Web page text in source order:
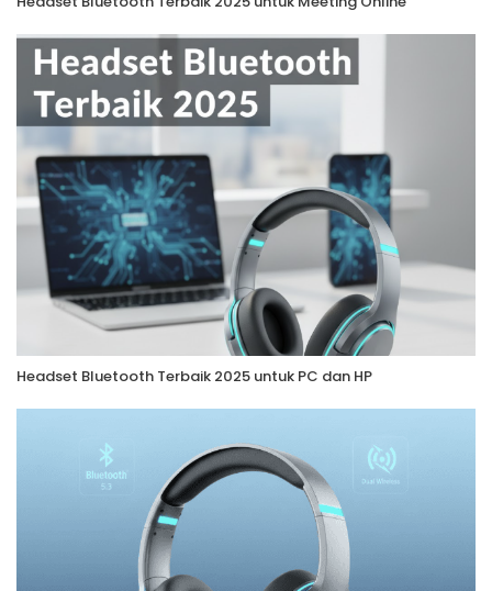
Headset Bluetooth Terbaik 2025 untuk PC dan HP